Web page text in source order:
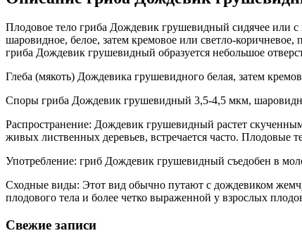
Плодовое тело гриба Дождевик грушевидный сидячее или
шаровидное, белое, затем кремовое или светло-
гриба Дождевик грушевидный образуется небольшое
Глеба (мякоть) Дождевика грушевидного белая, затем
Споры гриба Дождевик грушевидный 3,5-4,5 мкм,
Распространение: Дождевик грушевидный растет
живых лиственных деревьев, встречается часто. Плодовые
Употребление: гриб Дождевик грушевидный съедобен в
Сходные виды: Этот вид обычно путают с дождевиком
плодового тела и более четко выраженной у взрослых
Свежие записи